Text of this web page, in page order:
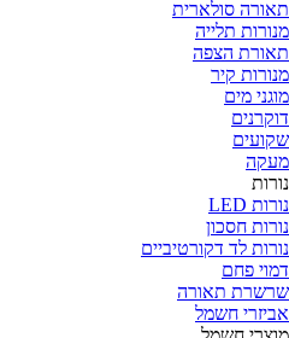
תאורה סולארית
מנורות תלייה
תאורת הצפה
מנורות קיר
מוגני מים
דוקרנים
שקועים
מעקה
נורות
נורות LED
נורות חסכון
נורות לד דקורטיביים
דמוי פחם
שרשרת תאורה
אביזרי חשמל